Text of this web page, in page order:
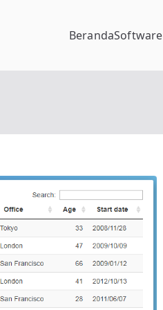
BerandaSoftware